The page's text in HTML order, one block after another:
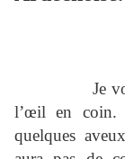
Le
Je
l’œil en coin.
quelques